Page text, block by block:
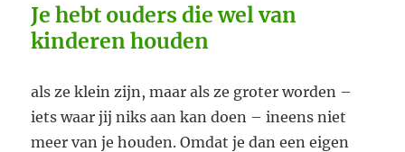
Je hebt ouders die wel van
kinderen houden
als ze klein zijn, maar als ze groter worden –
iets waar jij niks aan kan doen – ineens niet
meer van je houden. Omdat je dan een eigen